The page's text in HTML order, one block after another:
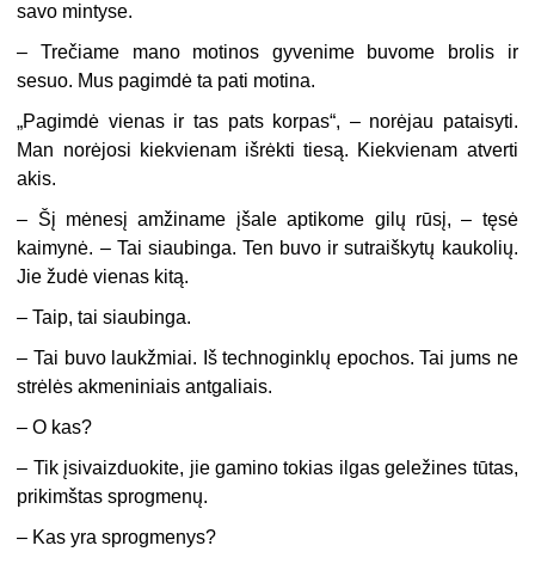
savo mintyse.
– Trečiame mano motinos gyvenime buvome brolis ir
sesuo. Mus pagimdė ta pati motina.
„Pagimdė vienas ir tas pats korpas“, – norėjau pataisyti.
Man norėjosi kiekvienam išrėkti tiesą. Kiekvienam atverti
akis.
– Šį mėnesį amžiname įšale aptikome gilų rūsį, – tęsė
kaimynė. – Tai siaubinga. Ten buvo ir sutraiškytų kaukolių.
Jie žudė vienas kitą.
– Taip, tai siaubinga.
– Tai buvo laukžmiai. Iš technoginklų epochos. Tai jums ne
strėlės akmeniniais antgaliais.
– O kas?
– Tik įsivaizduokite, jie gamino tokias ilgas geležines tūtas,
prikimštas sprogmenų.
– Kas yra sprogmenys?